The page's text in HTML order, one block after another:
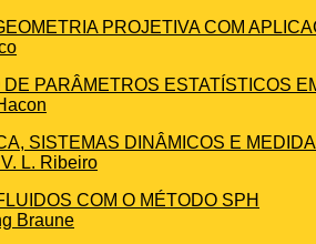
PROJETIVA COM
DE PARÂMETROS ESTATÍSTICOS
SISTEMAS DINÂMICOS E
L. Ribeiro
COM O MÉTODO SPH
Braune